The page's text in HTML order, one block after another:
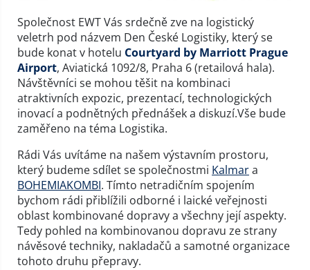
Společnost EWT Vás srdečně zve na logistický
veletrh pod názvem Den České Logistiky, který se
bude konat v hotelu Courtyard by Marriott Prague
Airport, Aviatická 1092/8, Praha 6 (retailová hala).
Návštěvníci se mohou těšit na kombinaci
atraktivních expozic, prezentací, technologických
inovací a podnětných přednášek a diskuzí.Vše bude
zaměřeno na téma Logistika.
Rádi Vás uvítáme na našem výstavním prostoru,
který budeme sdílet se společnostmi Kalmara
BOHEMIAKOMBI. Tímto netradičním spojením
bychom rádi přiblížili odborné i laické veřejnosti
oblast kombinované dopravy a všechny její aspekty.
Tedy pohled na kombinovanou dopravu ze strany
návěsové techniky, nakladačů a samotné organizace
tohoto druhu přepravy.